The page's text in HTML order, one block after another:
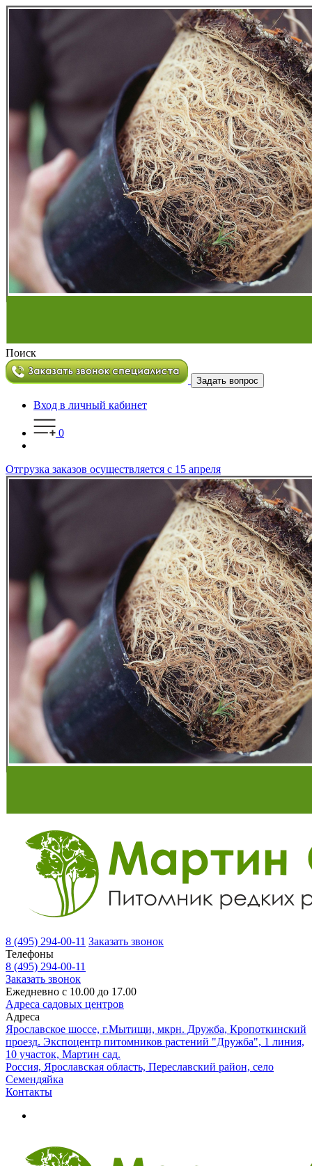
Поиск
Задать вопрос
Вход в личный кабинет
0
Отгрузка заказов осуществляется с 15 апреля
8 (495) 294-00-11 Заказать звонок
Телефоны
8 (495) 294-00-11
Заказать звонок
Ежедневно с 10.00 до 17.00
Адреса садовых центров
Адреса
Ярославское шоссе, г.Мытищи, мкрн. Дружба, Кропоткинский
проезд. Экспоцентр питомников растений "Дружба", 1 линия,
10 участок, Мартин сад.
Россия, Ярославская область, Переславский район, село
Семендяйка
Контакты